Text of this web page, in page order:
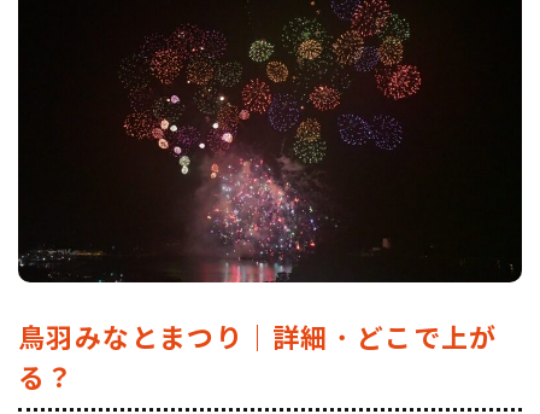
鳥羽みなとまつり｜詳細・どこで上が
る？